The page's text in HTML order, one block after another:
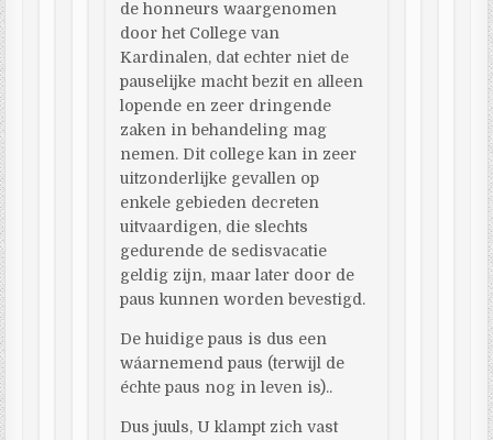
de honneurs waargenomen
door het College van
Kardinalen, dat echter niet de
pauselijke macht bezit en alleen
lopende en zeer dringende
zaken in behandeling mag
nemen. Dit college kan in zeer
uitzonderlijke gevallen op
enkele gebieden decreten
uitvaardigen, die slechts
gedurende de sedisvacatie
geldig zijn, maar later door de
paus kunnen worden bevestigd.
De huidige paus is dus een
wáarnemend paus (terwijl de
échte paus nog in leven is)..
Dus juuls, U klampt zich vast